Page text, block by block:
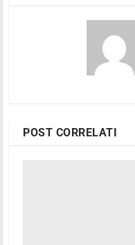
POST CORRELATI